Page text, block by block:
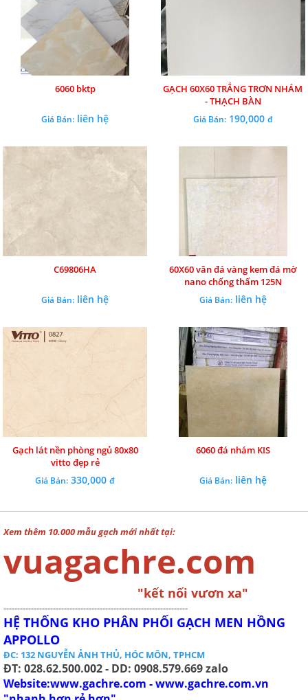
6060 bktp
Giá Bán: liên hệ
GẠCH 60X60 TRẮNG TRƠN NHÁM
- THẠCH BÀN
Giá Bán:190,000 đ
C69806HA
Giá Bán: liên hệ
60X60 vân đá vàng kem đá mờ
nano chống thấm 125N
Giá Bán:liên hệ
Gạch lát nền phòng ngủ 80x80
vitto đẹp rẻ
Giá Bán: 330,000đ
6060 đá nhám KIS
Giá Bán:liên hệ
Xem thêm 10.000 mẫu gạch mới nhất tại:
vuagachre.com
"kết nối vươn xa"
-------------------------------------------------------------------
HỆ THỐNG KHO PHÂN PHỐI GẠCH MEN HỒNG
APPOLLO
ĐC: 132 NGUYỄN ẢNH THỦ, HÓC MÔN, TPHCM
ĐT: 028.62.500.002 - DD: 0908.579.669 zalo
Website:www.gachre.com - www.gachre.com.vn